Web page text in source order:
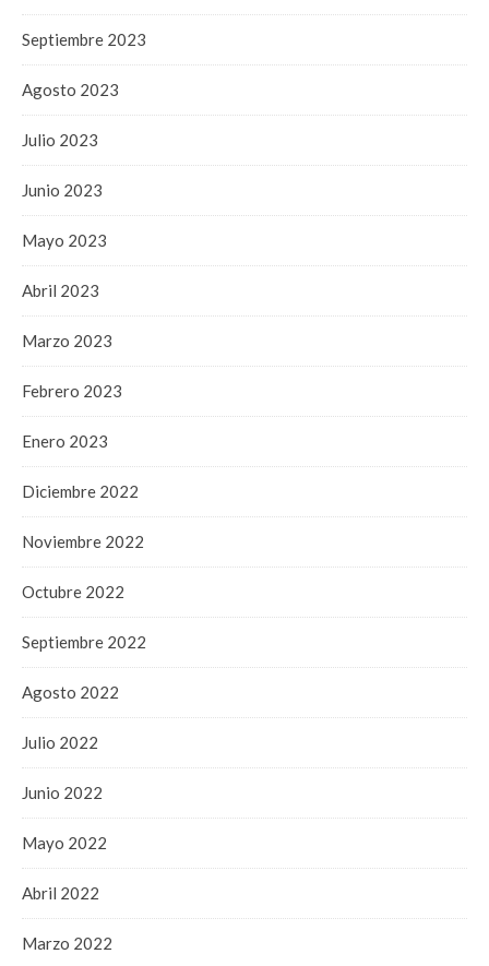
Septiembre 2023
Agosto 2023
Julio 2023
Junio 2023
Mayo 2023
Abril 2023
Marzo 2023
Febrero 2023
Enero 2023
Diciembre 2022
Noviembre 2022
Octubre 2022
Septiembre 2022
Agosto 2022
Julio 2022
Junio 2022
Mayo 2022
Abril 2022
Marzo 2022